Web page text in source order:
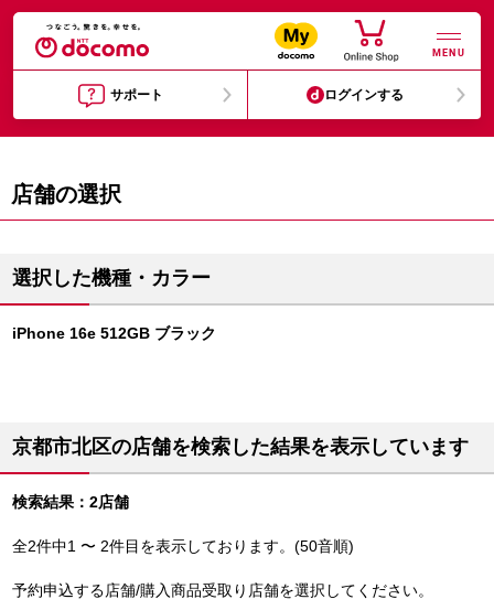
MENU
サポート ログインする
店舗の選択
選択した機種・カラー
iPhone 16e 512GB ブラック
京都市北区の店舗を検索した結果を表示しています
検索結果：2店舗
全2件中1 〜 2件目を表示しております。(50音順)
予約申込する店舗/購入商品受取り店舗を選択してください。